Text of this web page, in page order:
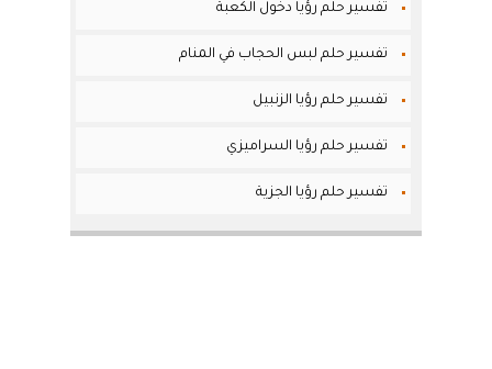
تفسير حلم رؤيا دخول الكعبة
تفسير حلم لبس الحجاب في المنام
تفسير حلم رؤيا الزنبيل
تفسير حلم رؤيا السراميزي
تفسير حلم رؤيا الجزية